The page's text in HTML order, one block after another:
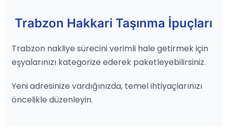
Trabzon Hakkari Taşınma İpuçları
Trabzon nakliye sürecini verimli hale getirmek için
eşyalarınızı kategorize ederek paketleyebilirsiniz.
Yeni adresinize vardığınızda, temel ihtiyaçlarınızı
öncelikle düzenleyin.